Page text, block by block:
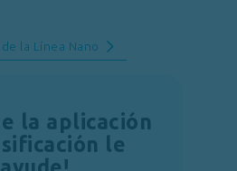
la Línea Nano
la aplicación
le